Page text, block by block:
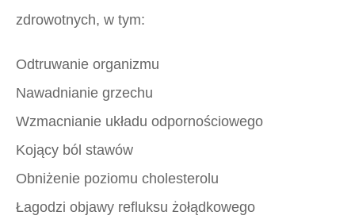
zdrowotnych, w tym:
Odtruwanie organizmu
Nawadnianie grzechu
Wzmacnianie układu odpornościowego
Kojący ból stawów
Obniżenie poziomu cholesterolu
Łagodzi objawy refluksu żołądkowego